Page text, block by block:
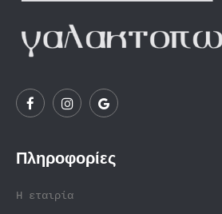
Πληροφορίες
Η εταιρία